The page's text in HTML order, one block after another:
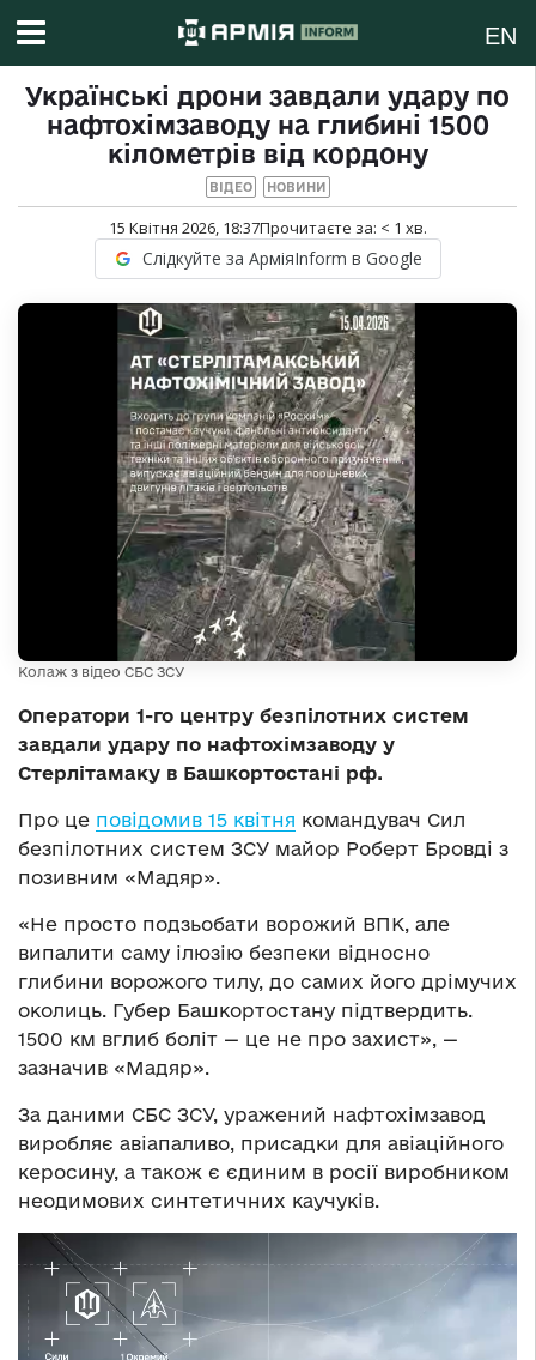
EN
Українські дрони завдали удару по
нафтохімзаводу на глибині 1500
кілометрів від кордону
ВІДЕО НОВИНИ
15 Квітня 2026, 18:37Прочитаєте за: < 1 хв.
Слідкуйте за АрміяInform в Google
Колаж з відео СБС ЗСУ
Оператори 1-го центру безпілотних систем
завдали удару по нафтохімзаводу у
Стерлітамаку в Башкортостані рф.
Про це повідомив 15 квітня командувач Сил
безпілотних систем ЗСУ майор Роберт Бровді з
позивним «Мадяр».
«Не просто подзьобати ворожий ВПК, але
випалити саму ілюзію безпеки відносно
глибини ворожого тилу, до самих його дрімучих
околиць. Губер Башкортостану підтвердить.
1500 км вглиб боліт — це не про захист», —
зазначив «Мадяр».
За даними СБС ЗСУ, уражений нафтохімзавод
виробляє авіапаливо, присадки для авіаційного
керосину, а також є єдиним в росії виробником
неодимових синтетичних каучуків.